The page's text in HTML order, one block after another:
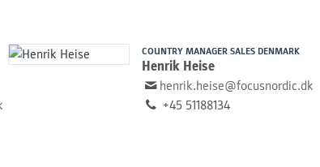
COUNTRY MANAGER SALES DENMARK
Henrik Heise
henrik.heise@focusnordic.dk
+45 51188134